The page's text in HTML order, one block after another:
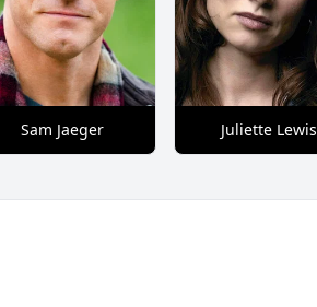
Sam Jaeger Juliette Lewis